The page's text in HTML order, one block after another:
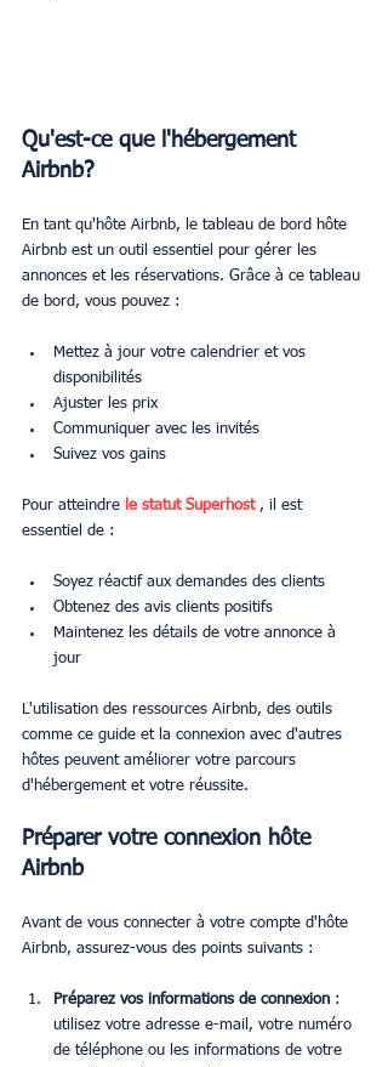
Qu'est-ce que l'hébergement
Airbnb?
En tant qu'hôte Airbnb, le tableau de bord hôte
Airbnb est un outil essentiel pour gérer les
annonces et les réservations. Grâce à ce tableau
de bord, vous pouvez :
Mettez à jour votre calendrier et vos
disponibilités
Ajuster les prix
Communiquer avec les invités
Suivez vos gains
Pour atteindre le statut Superhost , il est
essentiel de :
Soyez réactif aux demandes des clients
Obtenez des avis clients positifs
Maintenez les détails de votre annonce à
jour
L'utilisation des ressources Airbnb, des outils
comme ce guide et la connexion avec d'autres
hôtes peuvent améliorer votre parcours
d'hébergement et votre réussite.
Préparer votre connexion hôte
Airbnb
Avant de vous connecter à votre compte d'hôte
Airbnb, assurez-vous des points suivants :
Préparez vos informations de connexion :
utilisez votre adresse e-mail, votre numéro
de téléphone ou les informations de votre